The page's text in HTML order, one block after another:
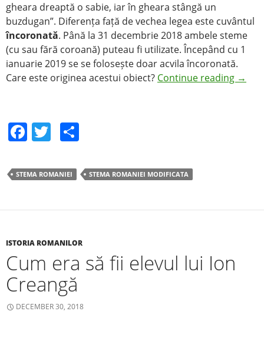
gheara dreaptă o sabie, iar în gheara stângă un
buzdugan”. Diferența față de vechea legea este cuvântul
încoronată. Până la 31 decembrie 2018 ambele steme
(cu sau fără coroană) puteau fi utilizate. Începând cu 1
ianuarie 2019 se se folosește doar acvila încoronată.
Care este originea acestui obiect? Continue reading →
F
c
e
b
o
k
T
itt
er
ar
e
STEMA ROMANIEI STEMA ROMANIEI MODIFICATA
ISTORIA ROMANILOR
Cum era să fii elevul lui Ion
Creangă
DECEMBER 30, 2018